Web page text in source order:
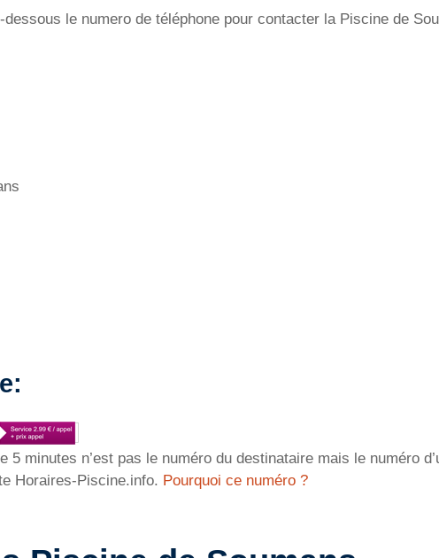
le numero de téléphone pour contacter la Piscine de
5 minutes n’est pas le numéro du destinataire mais le numéro
Horaires-Piscine.info. Pourquoi ce numéro ?